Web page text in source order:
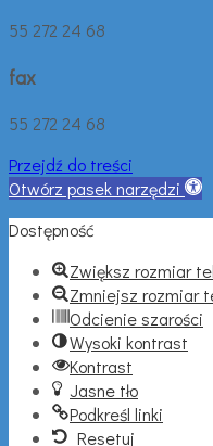
55 272 24 68
fax
55 272 24 68
Przejdź do treści
Otwórz pasek narzędzi
Dostępność
Zwiększ rozmiar
Zmniejsz rozmiar
Odcienie szarości
Wysoki kontrast
Kontrast
Jasne tło
Podkreśl linki
Resetuj